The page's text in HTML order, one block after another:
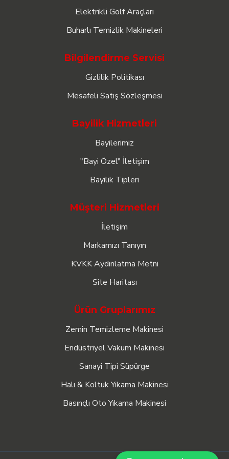
Elektrikli Golf Araçları
Buharlı Temizlik Makineleri
Bilgilendirme Servisi
Gizlilik Politikası
Mesafeli Satış Sözleşmesi
Bayilik Hizmetleri
Bayilerimiz
"Bayi Özel" İletişim
Bayilik Tipleri
Müşteri Hizmetleri
İletişim
Markamızı Tanıyın
KVKK Aydınlatma Metni
Site Haritası
Ürün Gruplarımız
Zemin Temizleme Makinesi
Endüstriyel Vakum Makinesi
Sanayi Tipi Süpürge
Halı & Koltuk Yıkama Makinesi
Basınçlı Oto Yıkama Makinesi